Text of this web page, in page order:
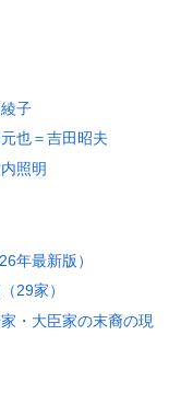
子
也＝吉田昭夫
照明
年最新版）
29家）
・大臣家の末裔の現